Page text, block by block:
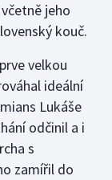
jeho
kouč.
velkou
ideální
Lukáše
odčinil a i
s
zamířil do